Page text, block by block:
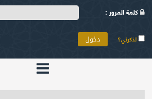
كلمة المرور :
تذكرني؟